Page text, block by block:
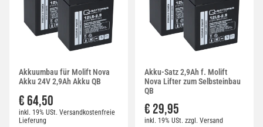
Akkuumbau für Molift Nova
Akku 24V 2,9Ah Akku QB
€ 64,50
inkl. 19% USt. Versandkostenfreie
Lieferung
Akku-Satz 2,9Ah f. Molift
Nova Lifter zum Selbsteinbau
QB
€ 29,95
inkl. 19% USt. zzgl. Versand